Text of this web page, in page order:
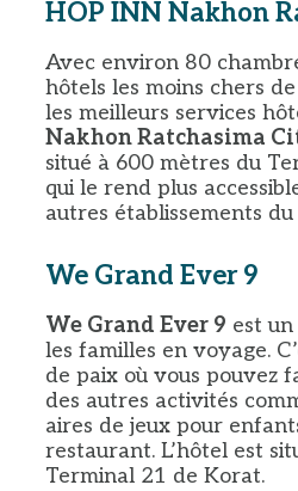
HOP INN Nakhon
Avec environ 80
hôtels les moins chers
les meilleurs services
Nakhon Ratchasima
situé à 600 mètres du
qui le rend plus
autres établissements du
We Grand Ever 9
We Grand Ever 9 est
les familles en voyage.
de paix où vous pouvez
des autres activités
aires de jeux pour
restaurant. L’hôtel est
Terminal 21 de Korat.